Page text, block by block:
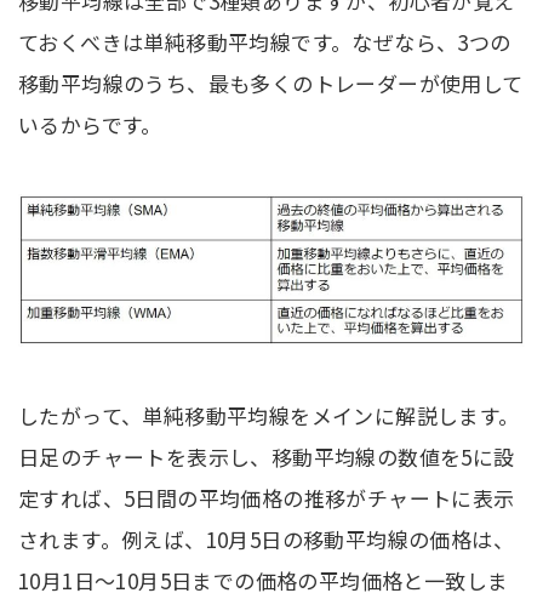
ておくべきは単純移動平均線です。なぜなら、3つの
移動平均線のうち、最も多くのトレーダーが使用して
いるからです。
したがって、単純移動平均線をメインに解説します。
日足のチャートを表示し、移動平均線の数値を5に設
定すれば、5日間の平均価格の推移がチャートに表示
されます。例えば、10月5日の移動平均線の価格は、
10月1日〜10月5日までの価格の平均価格と一致しま